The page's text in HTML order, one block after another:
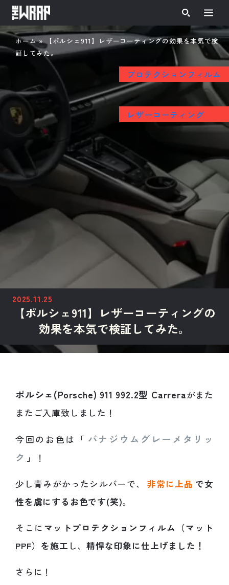
ホーム»【ポルシェ911】レザーコーティングの効果を本気で検
証してみた。
プロテクションフィルム
レザーコーティング
2025.11.25
【ポルシェ911】レザーコーティングの
効果を本気で検証してみた。
ポルシェ(Porsche) 911 992.2型 Carreraがまた
またご入庫致しました！
今回のお色は「 バナジウムグレーメタリッ
ク 」！
少し青みがかったシルバーで、 非常に上品 で女
性を虜にするお色です(笑)。
そこに マットプロテクションフィルム（マット
PPF）を施工 し、精悍な印象に仕上げました！
さらに！